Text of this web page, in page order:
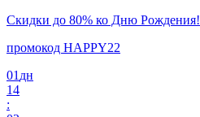
Скидки до 80% ко Дню Рождения!
промокод HAPPY22
01 дн
14
: